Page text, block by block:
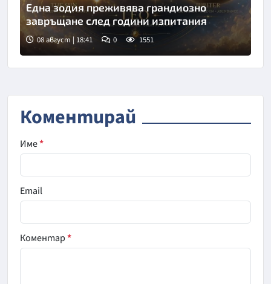
Една зодия преживява грандиозно
завръщане след години изпитания
08 август | 18:41 0 1551
Коментирай
Име*
Email
Коментар*